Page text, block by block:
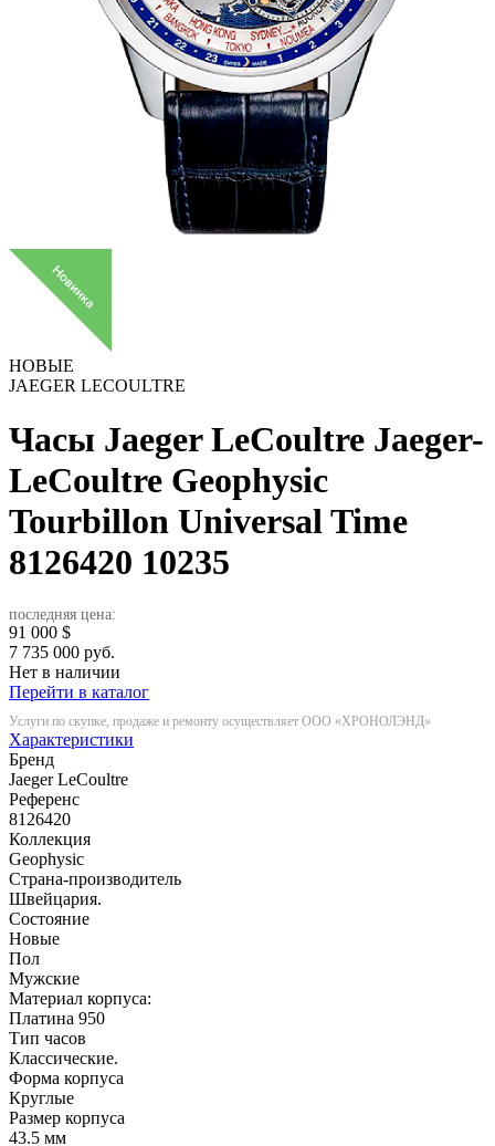
НОВЫЕ
JAEGER LECOULTRE
Часы Jaeger LeCoultre Jaeger-
LeCoultre Geophysic
Tourbillon Universal Time
8126420 10235
последняя цена:
91 000 $
7 735 000 руб.
Нет в наличии
Перейти в каталог
Услуги по скупке, продаже и ремонту осуществляет ООО «ХРОНОЛЭНД»
Характеристики
Бренд
Jaeger LeCoultre
Референс
8126420
Коллекция
Geophysic
Страна-производитель
Швейцария.
Состояние
Новые
Пол
Мужские
Материал корпуса:
Платина 950
Тип часов
Классические.
Форма корпуса
Круглые
Размер корпуса
43.5 мм